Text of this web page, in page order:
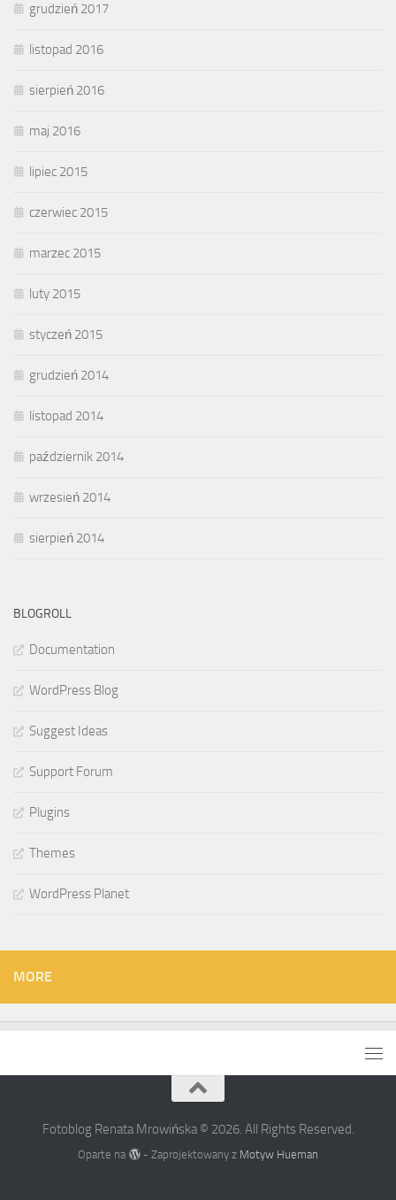
grudzień 2017
listopad 2016
sierpień 2016
maj 2016
lipiec 2015
czerwiec 2015
marzec 2015
luty 2015
styczeń 2015
grudzień 2014
listopad 2014
październik 2014
wrzesień 2014
sierpień 2014
BLOGROLL
Documentation
WordPress Blog
Suggest Ideas
Support Forum
Plugins
Themes
WordPress Planet
MORE
Fotoblog Renata Mrowińska © 2026. All Rights Reserved.
Oparte na - Zaprojektowany z Motyw Hueman